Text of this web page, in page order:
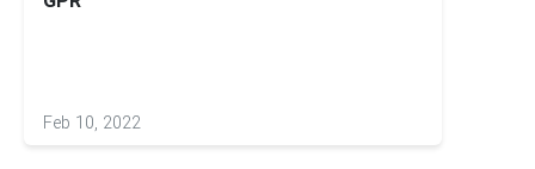
Feb 10, 2022